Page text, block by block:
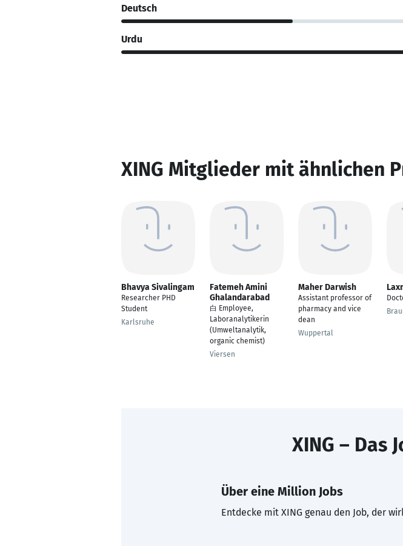
Deutsch
Urdu
XING Mitglieder mit ähnlichen
Bhavya Sivalingam
Researcher PHD
Student
Karlsruhe
Fatemeh Amini
Ghalandarabad
白 Employee,
Laboranalytikerin
(Umweltanalytik,
organic chemist)
Viersen
Maher Darwish
Assistant professor of
pharmacy and vice
dean
Wuppertal
XING – Das
Über eine Million Jobs
Entdecke mit XING genau den Job, der